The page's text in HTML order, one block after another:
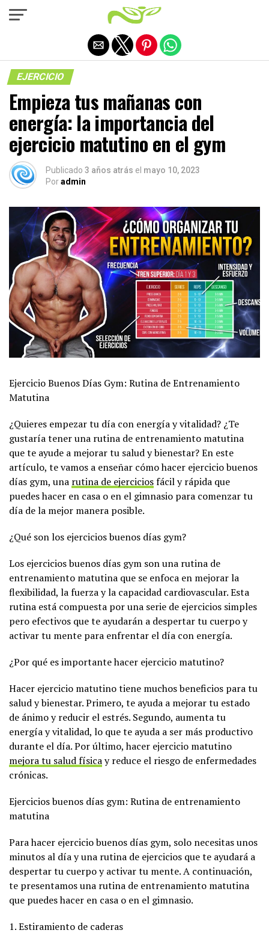
EJERCICIO
Empieza tus mañanas con
energía: la importancia del
ejercicio matutino en el gym
Publicado 3 años atrás el mayo 10, 2023
Poradmin
Ejercicio Buenos Días Gym: Rutina de Entrenamiento
Matutina
¿Quieres empezar tu día con energía y vitalidad? ¿Te
gustaría tener una rutina de entrenamiento matutina
que te ayude a mejorar tu salud y bienestar? En este
artículo, te vamos a enseñar cómo hacer ejercicio buenos
días gym, una rutina de ejerciciosfácil y rápida que
puedes hacer en casa o en el gimnasio para comenzar tu
día de la mejor manera posible.
¿Qué son los ejercicios buenos días gym?
Los ejercicios buenos días gym son una rutina de
entrenamiento matutina que se enfoca en mejorar la
flexibilidad, la fuerza y la capacidad cardiovascular. Esta
rutina está compuesta por una serie de ejercicios simples
pero efectivos que te ayudarán a despertar tu cuerpo y
activar tu mente para enfrentar el día con energía.
¿Por qué es importante hacer ejercicio matutino?
Hacer ejercicio matutino tiene muchos beneficios para tu
salud y bienestar. Primero, te ayuda a mejorar tu estado
de ánimo y reducir el estrés. Segundo, aumenta tu
energía y vitalidad, lo que te ayuda a ser más productivo
durante el día. Por último, hacer ejercicio matutino
mejora tu salud físicay reduce el riesgo de enfermedades
crónicas.
Ejercicios buenos días gym: Rutina de entrenamiento
matutina
Para hacer ejercicio buenos días gym, solo necesitas unos
minutos al día y una rutina de ejercicios que te ayudará a
despertar tu cuerpo y activar tu mente. A continuación,
te presentamos una rutina de entrenamiento matutina
que puedes hacer en casa o en el gimnasio.
1. Estiramiento de caderas
Salir de la versión móvil